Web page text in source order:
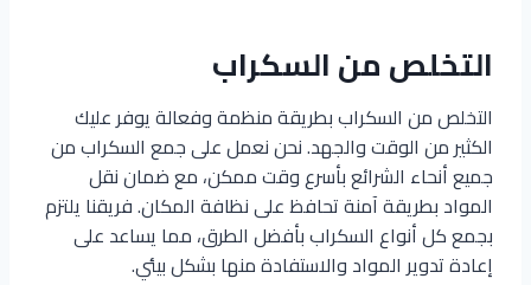
التخلص من السكراب
التخلص من السكراب بطريقة منظمة وفعالة يوفر عليك
الكثير من الوقت والجهد. نحن نعمل على جمع السكراب من
جميع أنحاء الشرائع بأسرع وقت ممكن، مع ضمان نقل
المواد بطريقة آمنة تحافظ على نظافة المكان. فريقنا يلتزم
بجمع كل أنواع السكراب بأفضل الطرق، مما يساعد على
إعادة تدوير المواد والاستفادة منها بشكل بيئي.